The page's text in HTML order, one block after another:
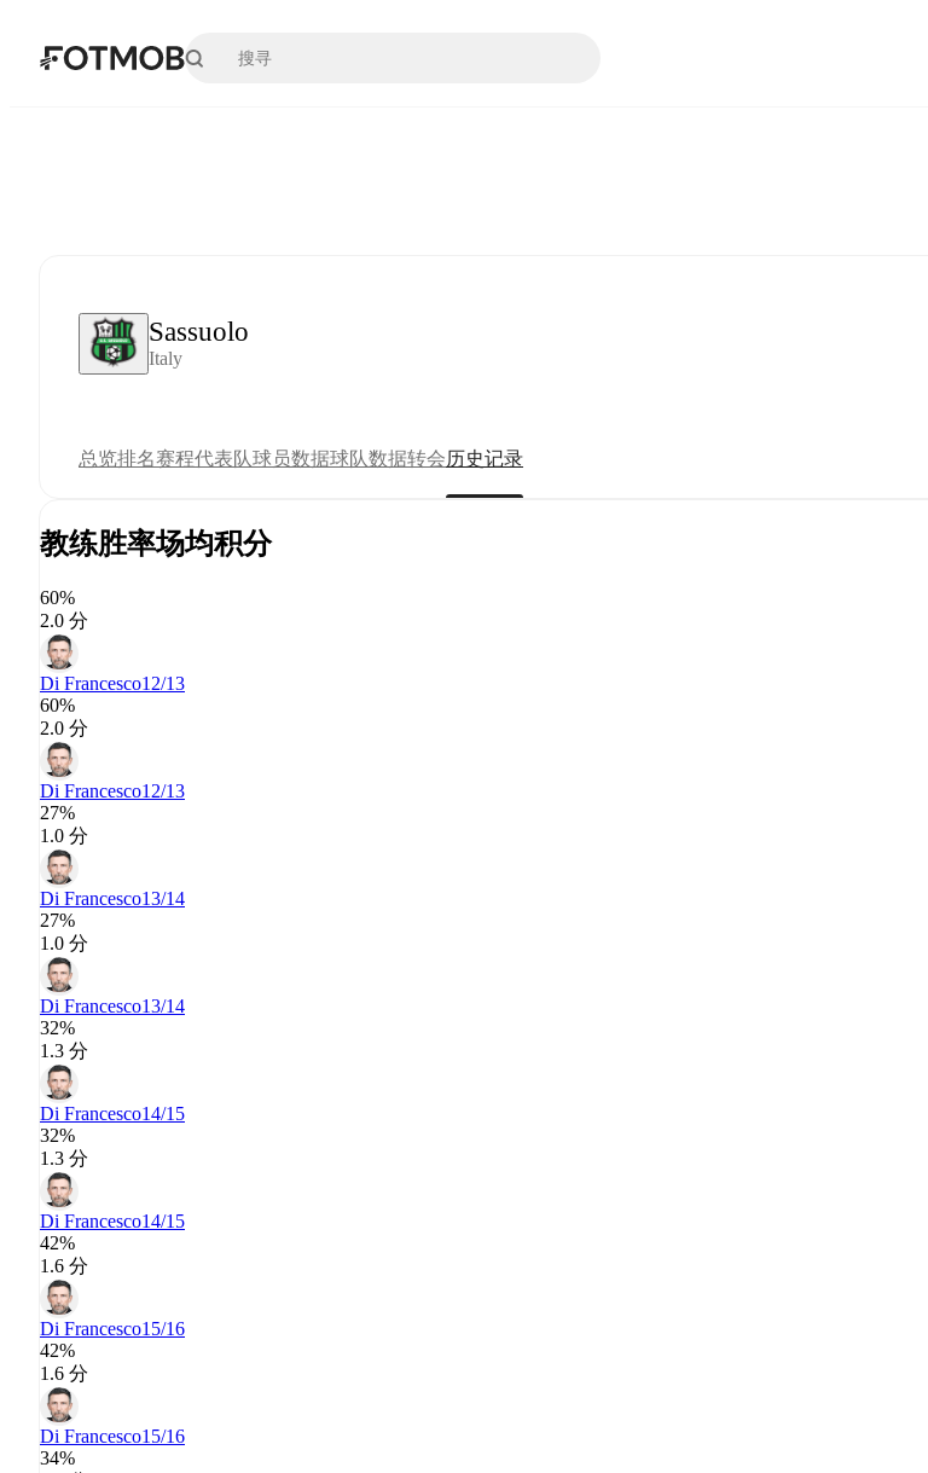
跳转到主要内容
Sassuolo
Italy
总览排名赛程代表队球员数据球队数据转会历史记录
教练胜率场均积分
60%
2.0 分
Di Francesco12/13
60%
2.0 分
Di Francesco12/13
27%
1.0 分
Di Francesco13/14
27%
1.0 分
Di Francesco13/14
32%
1.3 分
Di Francesco14/15
32%
1.3 分
Di Francesco14/15
42%
1.6 分
Di Francesco15/16
42%
1.6 分
Di Francesco15/16
34%